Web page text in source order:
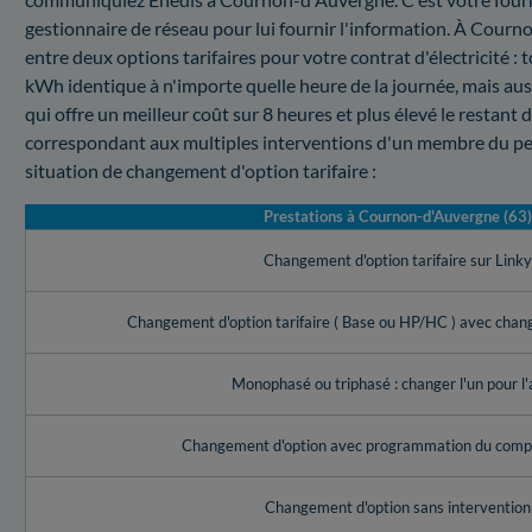
gestionnaire de réseau pour lui fournir l'information. À
entre deux options tarifaires pour votre contrat d'électricité :
kWh identique à n'importe quelle heure de la journée, mais
qui offre un meilleur coût sur 8 heures et plus élevé le restant
correspondant aux multiples interventions d'un membre du
situation de changement d'option tarifaire :
Prestations à Cournon-d'Auvergne (63)
Changement d'option tarifaire sur Linky
Changement d'option tarifaire ( Base ou HP/HC ) avec
Monophasé ou triphasé : changer l'un pour
Changement d'option avec programmation du
Changement d'option sans intervention